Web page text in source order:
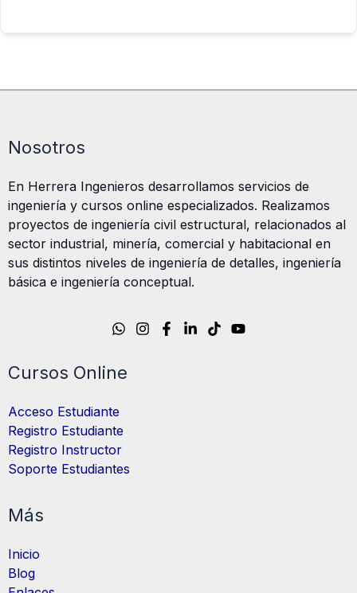
Nosotros
En Herrera Ingenieros desarrollamos servicios de
ingeniería y cursos online especializados. Realizamos
proyectos de ingeniería civil estructural, relacionados al
sector industrial, minería, comercial y habitacional en
sus distintos niveles de ingeniería de detalles, ingeniería
básica e ingeniería conceptual.
Cursos Online
Acceso Estudiante
Registro Estudiante
Registro Instructor
Soporte Estudiantes
Más
Inicio
Blog